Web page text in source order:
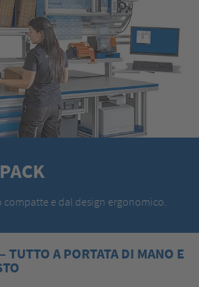
e dal design ergonomico.
TUTTO A PORTATA DI MANO E